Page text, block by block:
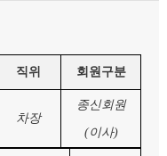
직위 회원구분
차장
종신회원
(이사)